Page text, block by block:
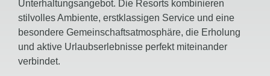
Unterhaltungsangebot. Die Resorts kombinieren
stilvolles Ambiente, erstklassigen Service und eine
besondere Gemeinschaftsatmosphäre, die Erholung
und aktive Urlaubserlebnisse perfekt miteinander
verbindet.